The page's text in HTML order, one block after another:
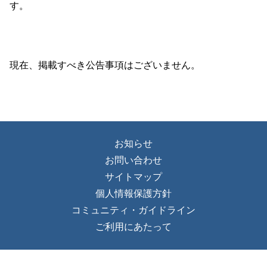
す。
現在、掲載すべき公告事項はございません。
お知らせ
お問い合わせ
サイトマップ
個人情報保護方針
コミュニティ・ガイドライン
ご利用にあたって